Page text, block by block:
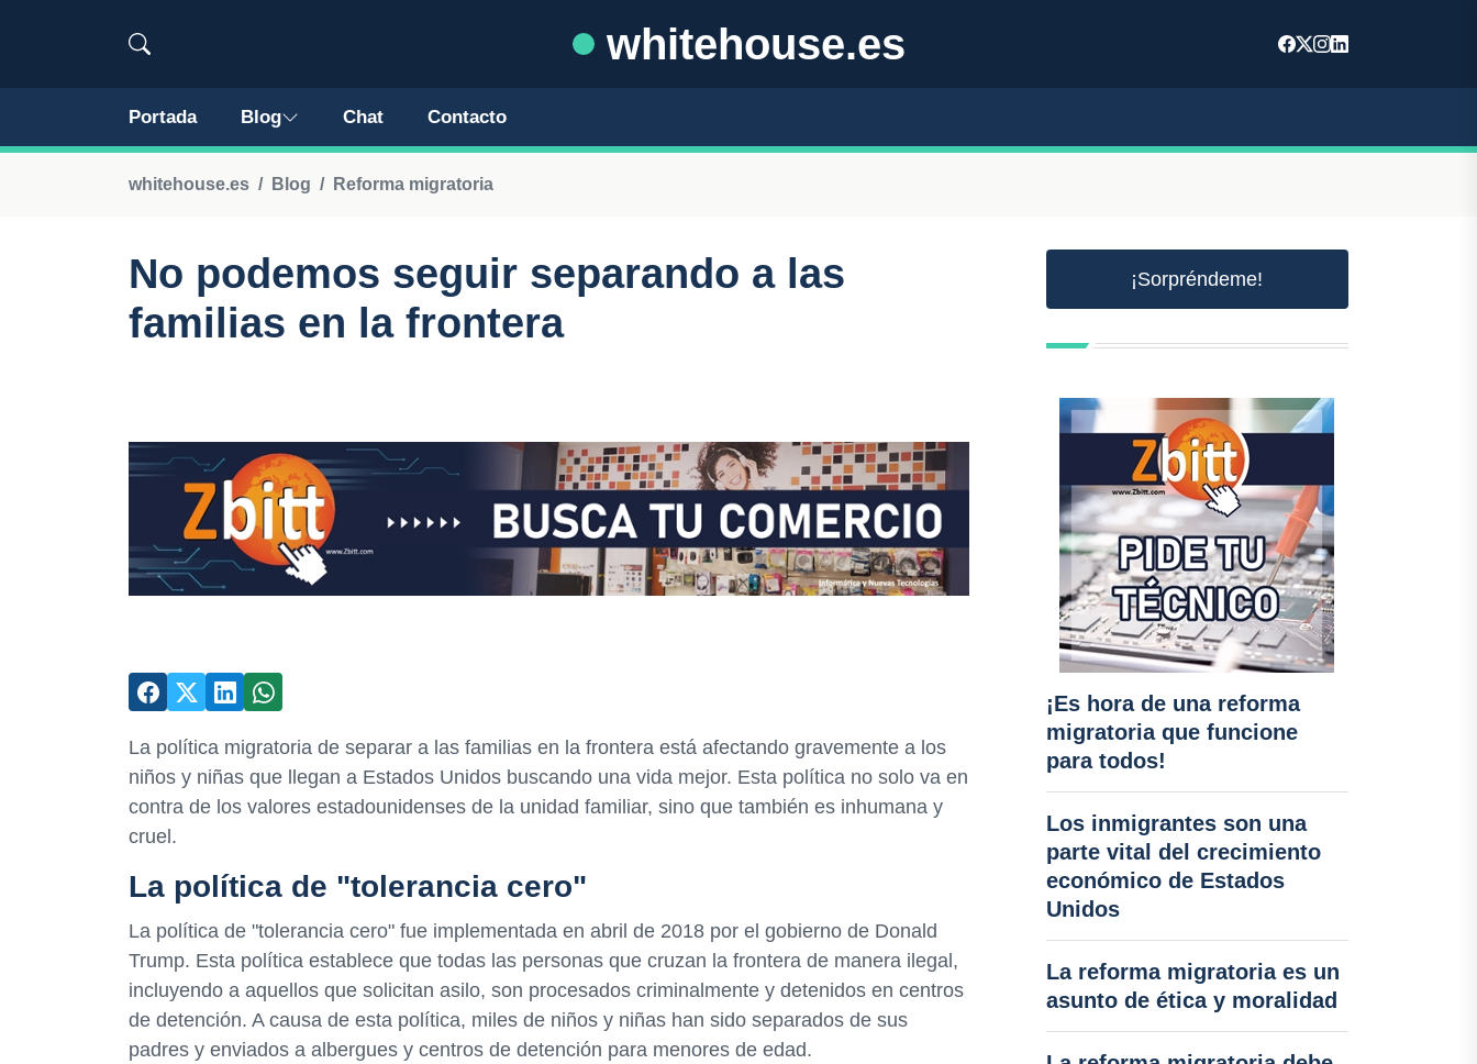
whitehouse.es
Portada Blog Chat Contacto
whitehouse.es Blog Reforma migratoria
No podemos seguir separando a las
familias en la frontera
La política migratoria de separar a las familias en la frontera está afectando gravemente a los
niños y niñas que llegan a Estados Unidos buscando una vida mejor. Esta política no solo va en
contra de los valores estadounidenses de la unidad familiar, sino que también es inhumana y
cruel.
La política de "tolerancia cero"
La política de "tolerancia cero" fue implementada en abril de 2018 por el gobierno de Donald
Trump. Esta política establece que todas las personas que cruzan la frontera de manera ilegal,
incluyendo a aquellos que solicitan asilo, son procesados criminalmente y detenidos en centros
de detención. A causa de esta política, miles de niños y niñas han sido separados de sus
padres y enviados a albergues y centros de detención para menores de edad.
¡Sorpréndeme!
¡Es hora de una reforma
migratoria que funcione
para todos!
Los inmigrantes son una
parte vital del crecimiento
económico de Estados
Unidos
La reforma migratoria es un
asunto de ética y moralidad